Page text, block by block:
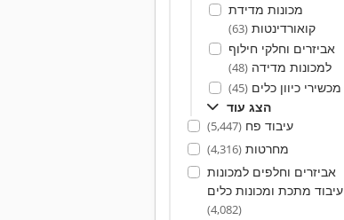
מכונות מדידת
קואורדינטות(63)
אביזרים וחלקי חילוף
למכונות מדידה(48)
מכשירי כיוון כלים(45)
הצג עוד
עיבוד פח(5,447)
מחרטות(4,316)
אביזרים וחלפים למכונות
עיבוד מתכת ומכונות כלים
(4,082)